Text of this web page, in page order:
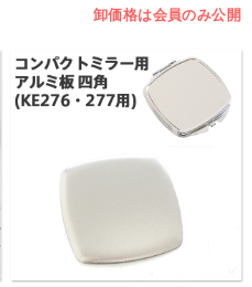
卸価格は会員のみ公開